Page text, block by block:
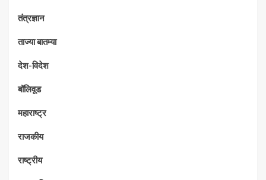
तंत्रज्ञान
ताज्या बातम्या
देश-विदेश
बॉलिवूड
महाराष्ट्र
राजकीय
राष्ट्रीय